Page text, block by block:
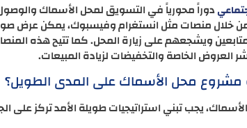
دوراً محورياً في التسويق لمحل الأسماك
خلال منصات مثل انستغرام وفيسبوك، يمكن عرض
ويشجعهم على زيارة المحل. كما تتيح هذه
العروض الخاصة والتخفيضات لزيادة المبيعات.
مشروع محل الأسماك على المدى الطويل؟
يجب تبني استراتيجيات طويلة الأمد تركز على